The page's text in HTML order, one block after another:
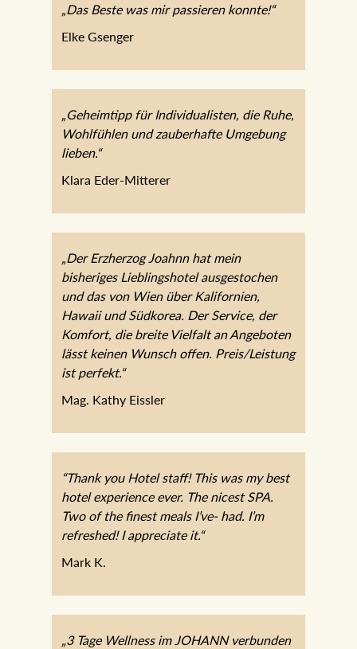
„Das Beste was mir passieren konnte!“
Elke Gsenger
„Geheimtipp für Individualisten, die Ruhe,
Wohlfühlen und zauberhafte Umgebung
lieben.“
Klara Eder-Mitterer
„Der Erzherzog Joahnn hat mein
bisheriges Lieblingshotel ausgestochen
und das von Wien über Kalifornien,
Hawaii und Südkorea. Der Service, der
Komfort, die breite Vielfalt an Angeboten
lässt keinen Wunsch offen. Preis/Leistung
ist perfekt.“
Mag. Kathy Eissler
“Thank you Hotel staff! This was my best
hotel experience ever. The nicest SPA.
Two of the finest meals I’ve- had. I’m
refreshed! I appreciate it.“
Mark K.
„3 Tage Wellness im JOHANN verbunden